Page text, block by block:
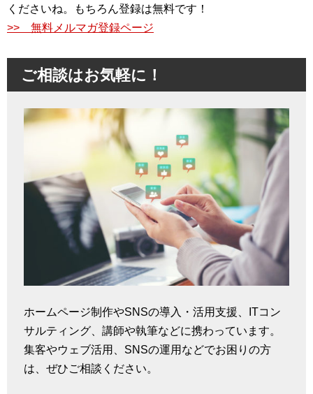
くださいね。もちろん登録は無料です！
>> 無料メルマガ登録ページ
ご相談はお気軽に！
ホームページ制作やSNSの導入・活用支援、ITコン
サルティング、講師や執筆などに携わっています。
集客やウェブ活用、SNSの運用などでお困りの方
は、ぜひご相談ください。